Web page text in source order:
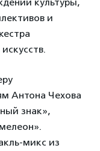
и
Антона Чехова
знак»,
микс из